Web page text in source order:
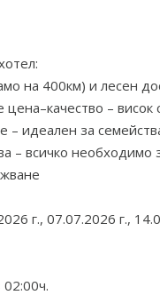
на 400км) и лесен
–
– идеален за
– всичко необходимо
г., 07.07.2026 г.,